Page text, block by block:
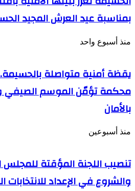
بمناسبة عيد العرش المجيد
منذ أسبوع واحد
يقظة أمنية متواصلة
محكمة تؤمّن الموسم الصيفي
بالأمان
منذ أسبوعين
تنصيب اللجنة المؤقتة
والشروع في الإعداد للانتخابات